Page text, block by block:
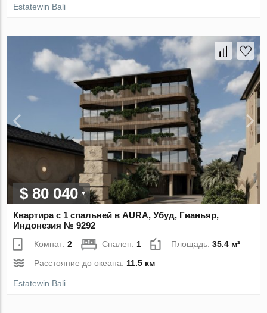
Estatewin Bali
$ 80 040
Квартира с 1 спальней в AURA, Убуд, Гианьяр,
Индонезия № 9292
Комнат:2 Спален:1 Площадь:35.4 м²
Расстояние до океана:11.5 км
Estatewin Bali